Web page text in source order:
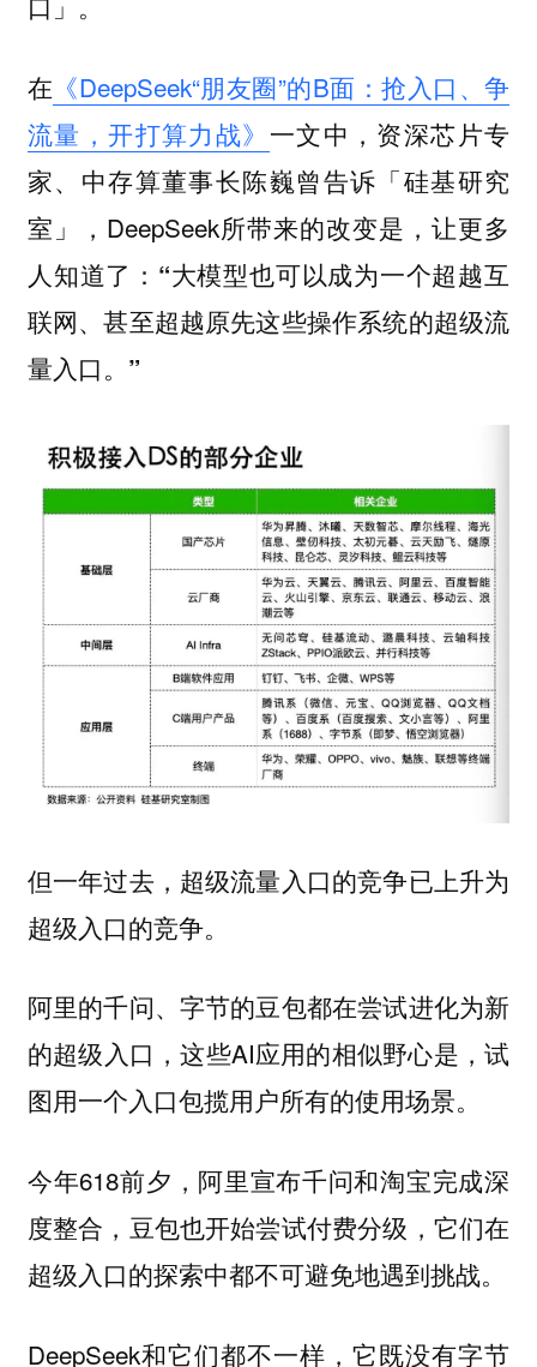
口」。
在 《DeepSeek“朋友圈”的B面：抢入口、争
流量，开打算力战》 一文中，资深芯片专
家、中存算董事长陈巍曾告诉「硅基研究
室」，DeepSeek所带来的改变是，让更多
人知道了： “大模型也可以成为一个超越互
联网、甚至超越原先这些操作系统的超级流
量入口。”
但一年过去，超级流量入口的竞争已上升为
超级入口的竞争。
阿里的千问、字节的豆包都在尝试进化为新
的超级入口，这些AI应用的相似野心是，试
图用一个入口包揽用户所有的使用场景。
今年618前夕，阿里宣布千问和淘宝完成深
度整合，豆包也开始尝试付费分级，它们在
超级入口的探索中都不可避免地遇到挑战。
DeepSeek和它们都不一样，它既没有字节